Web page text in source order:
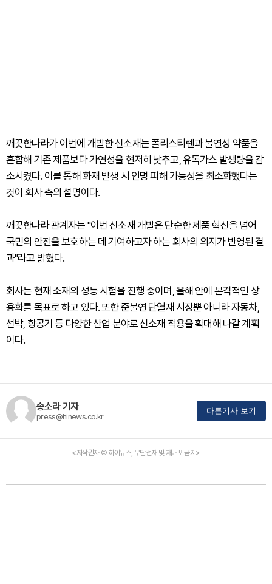
깨끗한나라가 이번에 개발한 신소재는 폴리스티렌과 불연성 약품을
혼합해 기존 제품보다 가연성을 현저히 낮추고, 유독가스 발생량을 감
소시켰다. 이를 통해 화재 발생 시 인명 피해 가능성을 최소화했다는
것이 회사 측의 설명이다.
깨끗한나라 관계자는 "이번 신소재 개발은 단순한 제품 혁신을 넘어
국민의 안전을 보호하는 데 기여하고자 하는 회사의 의지가 반영된 결
과"라고 밝혔다.
회사는 현재 소재의 성능 시험을 진행 중이며, 올해 안에 본격적인 상
용화를 목표로 하고 있다. 또한 준불연 단열재 시장뿐 아니라 자동차,
선박, 항공기 등 다양한 산업 분야로 신소재 적용을 확대해 나갈 계획
이다.
송소라 기자
press@hinews.co.kr
다른기사 보기
<저작권자 © 하이뉴스, 무단전재 및 재배포 금지>